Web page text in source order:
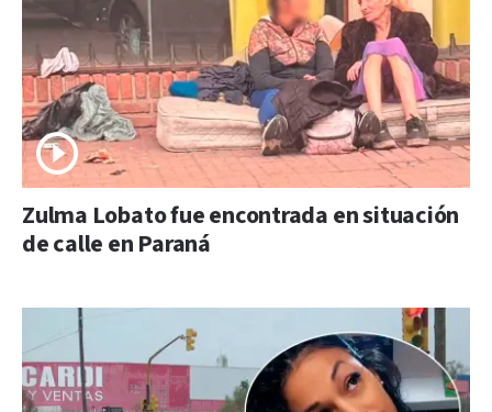
Zulma Lobato fue encontrada en situación
de calle en Paraná